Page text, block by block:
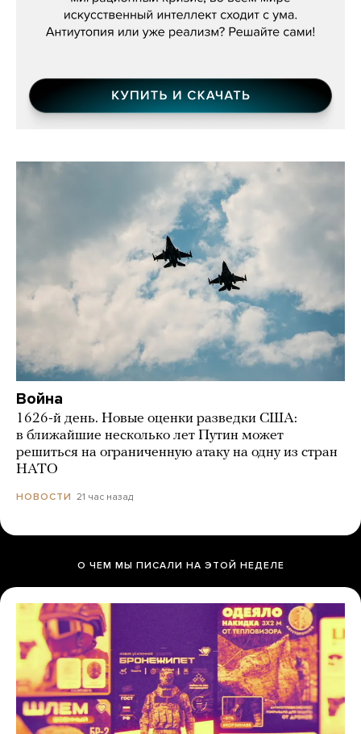
Война
1626-й день. Новые оценки разведки США:
в ближайшие несколько лет Путин может
решиться на ограниченную атаку на одну из стран
НАТО
НОВОСТИ 21 час назад
О ЧЕМ МЫ ПИСАЛИ НА ЭТОЙ НЕДЕЛЕ